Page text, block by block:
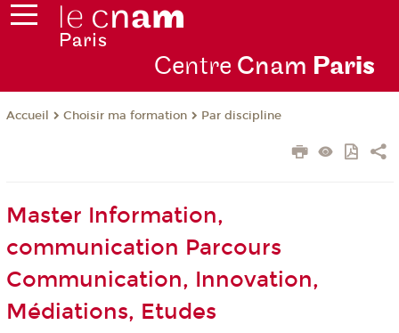
Centre Cnam Paris
Accueil Choisir ma formation Par discipline
Master Information,
communication Parcours
Communication, Innovation,
Médiations, Etudes